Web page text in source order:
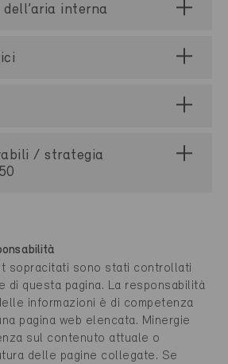
interna
/ strategia
sopracitati sono stati controllati
di questa pagina. La responsabilità
informazioni è di competenza
pagina web elencata. Minergie
sul contenuto attuale o
delle pagine collegate. Se